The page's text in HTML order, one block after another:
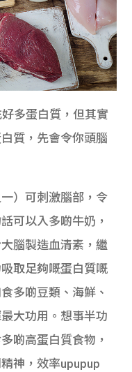
多蛋白質，但其實
質，先會令你頭腦
）可刺激腦部，令
可以入多啲牛奶，
腦製造血清素，繼
取足夠嘅蛋白質嘅
多啲豆類、海鮮、
大功用。想事半功
啲高蛋白質食物，
神，效率upupup